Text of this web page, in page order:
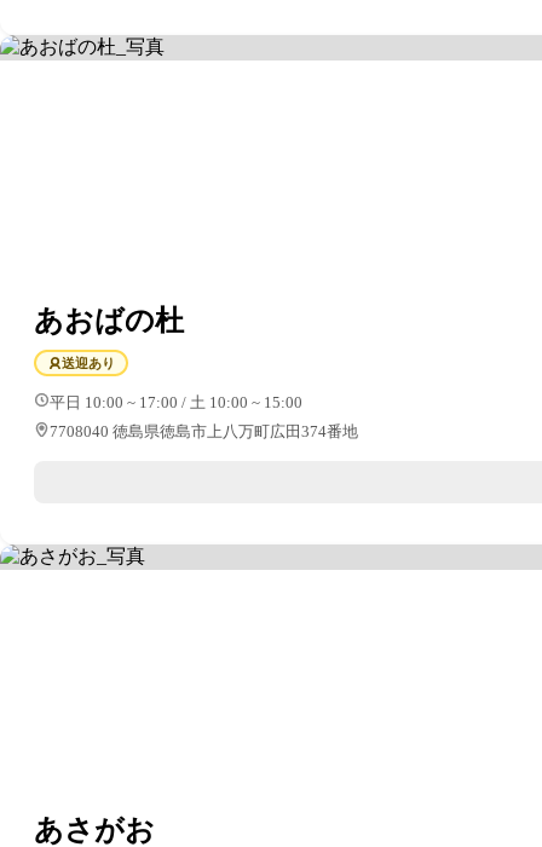
あおばの杜
送迎あり
平日 10:00 ~ 17:00 / 土 10:00 ~ 15:00
7708040 徳島県徳島市上八万町広田374番地
あさがお